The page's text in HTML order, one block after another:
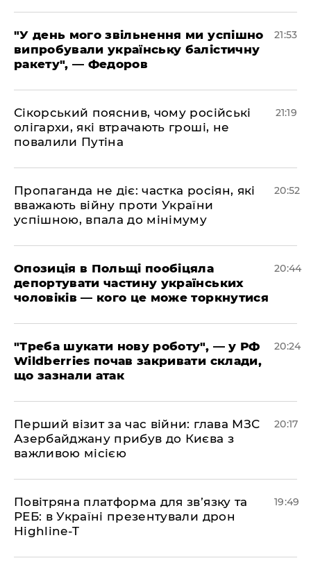
​"У день мого звільнення ми успішно
випробували українську балістичну
ракету", — Федоров
21:53
​Сікорський пояснив, чому російські
олігархи, які втрачають гроші, не
повалили Путіна
21:19
​Пропаганда не діє: частка росіян, які
вважають війну проти України
успішною, впала до мінімуму
20:52
​Опозиція в Польщі пообіцяла
депортувати частину українських
чоловіків — кого це може торкнутися
20:44
​"Треба шукати нову роботу", — у РФ
Wildberries почав закривати склади,
що зазнали атак
20:24
​Перший візит за час війни: глава МЗС
Азербайджану прибув до Києва з
важливою місією
20:17
​Повітряна платформа для зв’язку та
РЕБ: в Україні презентували дрон
Highline-T
19:49